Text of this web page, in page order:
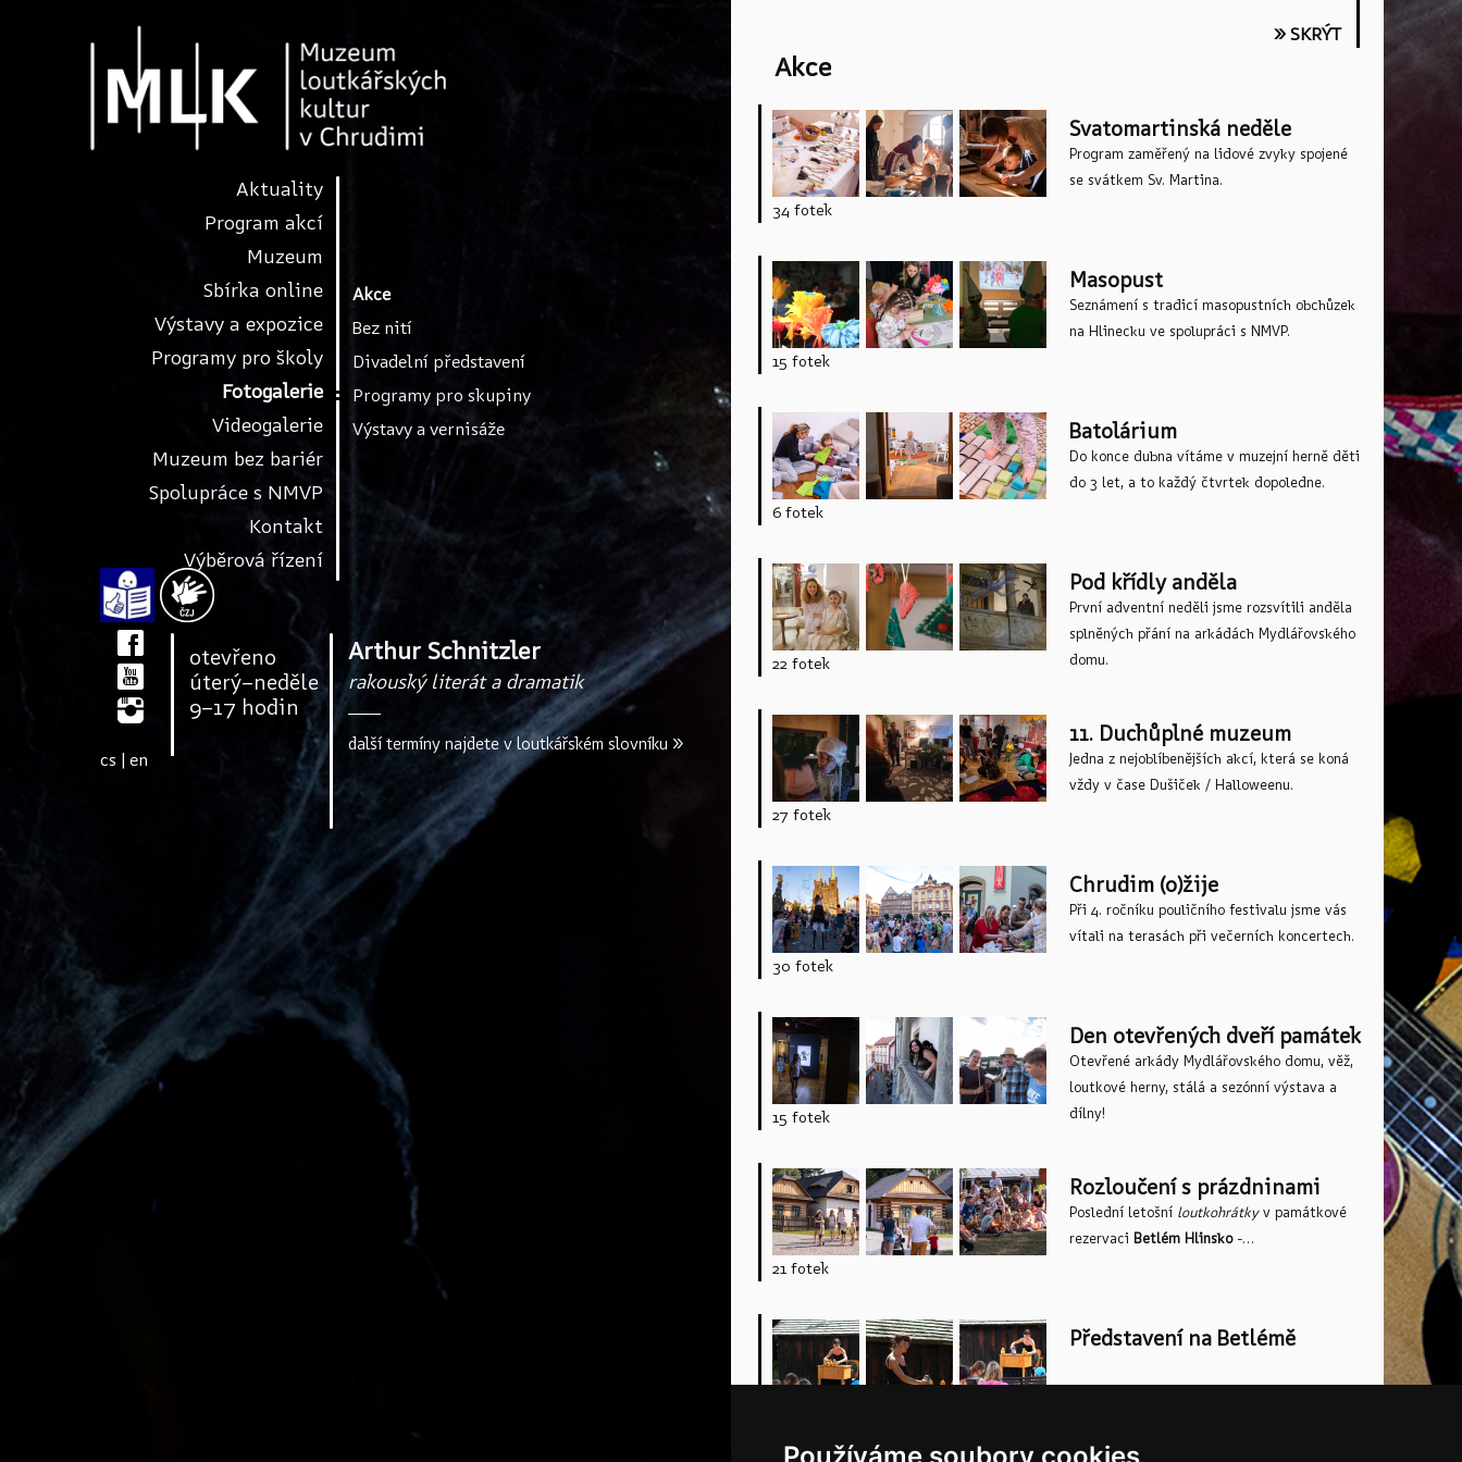
Aktuality
Program akcí
Muzeum
Sbírka online
Výstavy a expozice
Programy pro školy
Fotogalerie
Akce
Bez nití
Divadelní představení
Programy pro skupiny
Výstavy a vernisáže
Videogalerie
Muzeum bez bariér
Spolupráce s NMVP
Kontakt
Výběrová řízení
otevřeno
úterý–neděle
9–17 hodin
Arthur Schnitzler
rakouský literát a dramatik
další termíny najdete v loutkářském slovníku »
cs en
» SKRÝT
» ODKRÝT
Akce
34 fotek
Svatomartinská neděle
Program zaměřený na lidové zvyky spojené
se svátkem Sv. Martina.
15 fotek
Masopust
Seznámení s tradicí masopustních obchůzek
na Hlinecku ve spolupráci s NMVP.
6 fotek
Batolárium
Do konce dubna vítáme v muzejní herně děti
do 3 let, a to každý čtvrtek dopoledne.
22 fotek
Pod křídly anděla
První adventní neděli jsme rozsvítili anděla
splněných přání na arkádách Mydlářovského
domu.
27 fotek
11. Duchůplné muzeum
Jedna z nejoblíbenějších akcí, která se koná
vždy v čase Dušiček / Halloweenu.
30 fotek
Chrudim (o)žije
Při 4. ročníku pouličního festivalu jsme vás
vítali na terasách při večerních koncertech.
15 fotek
Den otevřených dveří památek
Otevřené arkády Mydlářovského domu, věž,
loutkové herny, stálá a sezónní výstava a
dílny!
21 fotek
Rozloučení s prázdninami
Poslední letošní loutkohrátkyv památkové
rezervaci Betlém Hlinsko-...
Představení na Betlémě
n